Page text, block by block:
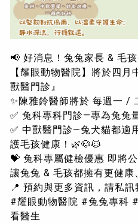
📢 好消息！兔兔家長 & 毛
【耀眼動物醫院】將於四
獸醫門診』
✨陳雅鈴醫師將於 每週一 /
✅ 兔科專科門診—專為兔兔
✅ 中獸醫門診—兔犬貓都適
護毛孩健康！🌿🐶🐱
💝 兔科專屬健檢優惠 即將
讓兔兔 & 毛孩都擁有更健康
📍 預約與更多資訊，請私訊
#耀眼動物醫院 #兔兔專科
看醫生